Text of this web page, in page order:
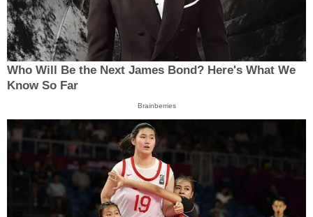
Who Will Be the Next James Bond? Here's What We
Know So Far
Brainberries